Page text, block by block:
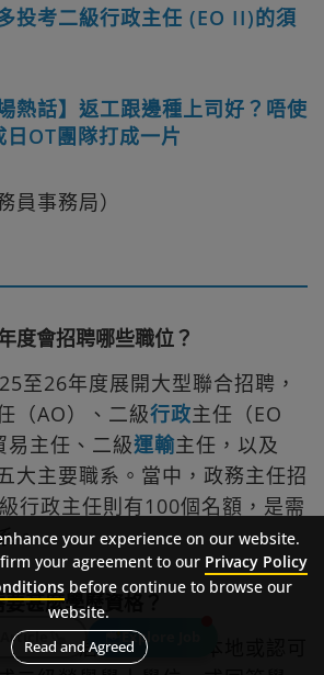
Article Explore Job
投考二級行政主任 (EO II)的須
熱話】返工跟邊種上司好？唔使
日OT團隊打成一片
員事務局）
度會招聘哪些職位？
至26年度展開大型聯合招聘，
（AO）、二級行政主任（EO
易主任、二級運輸主任，以及
大主要職系。當中，政務主任招
行政主任則有100個名額，是需
。
甚麼學歷資格？
永久性居民，並持有本地或認可
your experience on our website.
your agreement to our Privacy Policy
before continue to browse our
website.
Read and Agreed